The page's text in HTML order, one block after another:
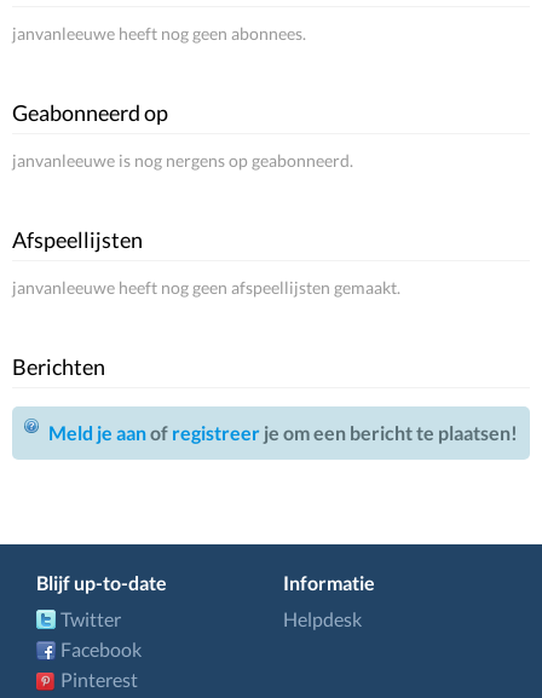
janvanleeuwe heeft nog geen abonnees.
Geabonneerd op
janvanleeuwe is nog nergens op geabonneerd.
Afspeellijsten
janvanleeuwe heeft nog geen afspeellijsten gemaakt.
Berichten
Meld je aanof registreer je om een bericht te plaatsen!
Blijf up-to-date
Twitter
Facebook
Pinterest
Informatie
Helpdesk